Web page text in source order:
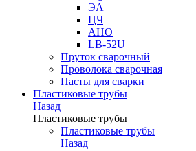
ЭА
ЦЧ
АНО
LB-52U
Пруток сварочный
Проволока сварочная
Пасты для сварки
Пластиковые трубы
Назад
Пластиковые трубы
Пластиковые трубы
Назад